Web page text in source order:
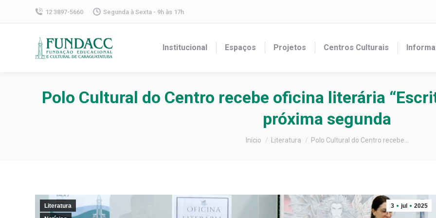
12 3897-5660 Segunda à Sexta - 9h às 17h
Institucional Espaços Projetos Centros Culturais
Polo Cultural do Centro recebe oficina literária
próxima segunda
Você está aqui:
Início Literatura Polo Cultural do Centro recebe…
3 jul 2025
Literatura